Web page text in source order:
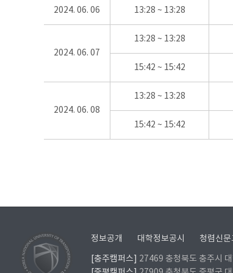
2024. 06. 06 13:28 ~ 13:28
2024. 06. 07
13:28 ~ 13:28
15:42 ~ 15:42
2024. 06. 08
13:28 ~ 13:28
15:42 ~ 15:42
정보공개 대학정보공시 청렴신문
[충주캠퍼스]
27469 충청북도 충주시